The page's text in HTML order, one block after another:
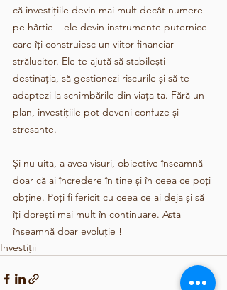
că investițiile devin mai mult decât numere
pe hârtie – ele devin instrumente puternice
care îți construiesc un viitor financiar
strălucitor. Ele te ajută să stabilești
destinația, să gestionezi riscurile și să te
adaptezi la schimbările din viața ta. Fără un
plan, investițiile pot deveni confuze și
stresante.
Și nu uita, a avea visuri, obiective înseamnă
doar că ai încredere în tine și în ceea ce poți
obține. Poți fi fericit cu ceea ce ai deja și să
îți dorești mai mult în continuare. Asta
înseamnă doar evoluție !
Investiții